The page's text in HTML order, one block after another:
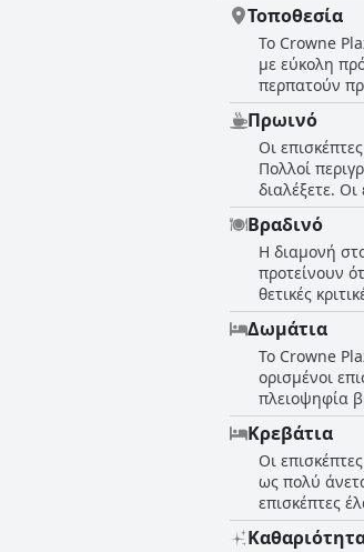
Τοποθεσία
Το Crowne
με εύκολη
περπατούν
λόφο του
χώρος
το
επισκέπτες
μετρό και το
τοποθεσία
πλεονέκτημα
Πρωινό
Οι
Πολλοί
διαλέξετε.
το τοπικό
Ορισμένοι
υψηλής
εμπειρίες με
την
δοκιμάσετε
Βραδινό
Η διαμονή
προτείνουν
θετικές
προσφορά
αλκοολούχο
επιλογές του
δείπνο του
υπηρεσία
Δωμάτια
Το Crowne
ορισμένοι
πλειοψηφία
θόρυβος από
ανέφεραν
τις
Κρεβάτια
Οι
ως πολύ
επισκέπτες
κρεβάτια